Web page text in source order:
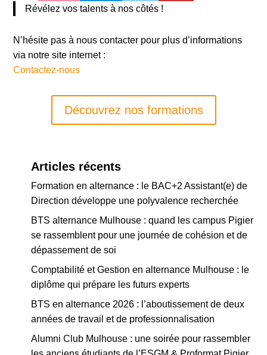
Révélez vos talents à nos côtés !
N’hésite pas à nous contacter pour plus d’informations
via notre site internet :
Contactez-nous
Découvrez nos formations
Articles récents
Formation en alternance : le BAC+2 Assistant(e) de
Direction développe une polyvalence recherchée
BTS alternance Mulhouse : quand les campus Pigier
se rassemblent pour une journée de cohésion et de
dépassement de soi
Comptabilité et Gestion en alternance Mulhouse : le
diplôme qui prépare les futurs experts
BTS en alternance 2026 : l’aboutissement de deux
années de travail et de professionnalisation
Alumni Club Mulhouse : une soirée pour rassembler